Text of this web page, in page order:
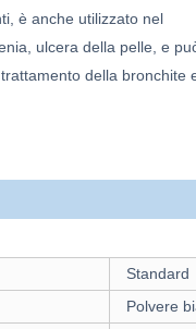
è anche utilizzato nel
ulcera della pelle, e
della bronchite
Standard
Polvere